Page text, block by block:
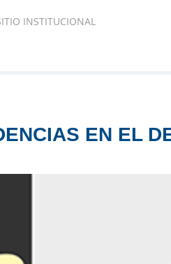
INSTITUCIONAL
EN EL